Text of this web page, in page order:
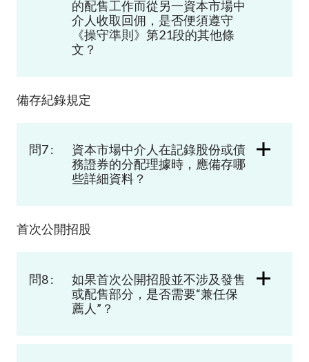
的配售工作而從另一資本市場中
介人收取回佣，是否便須遵守
《操守準則》第21段的其他條
文？
備存紀錄規定
問7 :
資本市場中介人在記錄股份或債
務證券的分配理據時，應備存哪
些詳細資料？
首次公開招股
問8 :
如果首次公開招股並不涉及發售
或配售部分，是否需要“兼任保
薦人”？